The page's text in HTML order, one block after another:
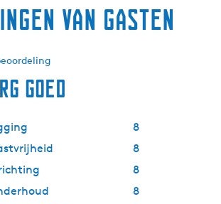
van gasten
goed
8
8
8
8